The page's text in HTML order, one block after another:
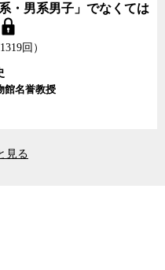
・男系男子」でなくては
回）
館名誉教授